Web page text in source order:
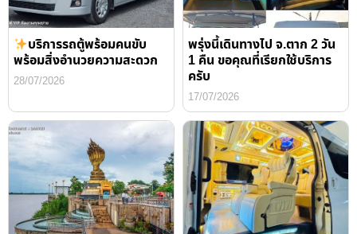
บริการรถตู้พร้อมคนขับ
พร้อมสิ่งอำนวยความสะดวก
28/07/2026
พรุ่งนี้เดินทางไป จ.ตาก 2 วัน
1 คืน ขอคุณที่เรียกใช้บริการ
ครับ
17/07/2026